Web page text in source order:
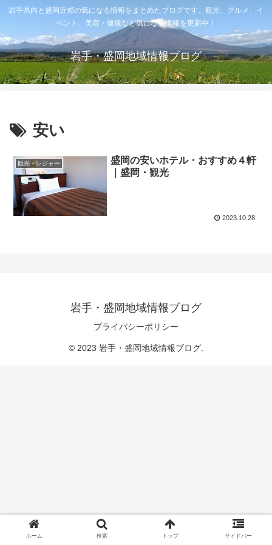
岩手県内と盛岡近郊の気になる情報をまとめたブログです。観光、グルメ、イ
ベント、美容・健康など気になる情報を更新中！
岩手・盛岡地域情報ブログ
安い
観光・レジャー
盛岡の安いホテル・おすすめ４軒
｜盛岡・観光
2023.10.28
岩手・盛岡地域情報ブログ
プライバシーポリシー
© 2023 岩手・盛岡地域情報ブログ.
ホーム 検索 トップ サイドバー